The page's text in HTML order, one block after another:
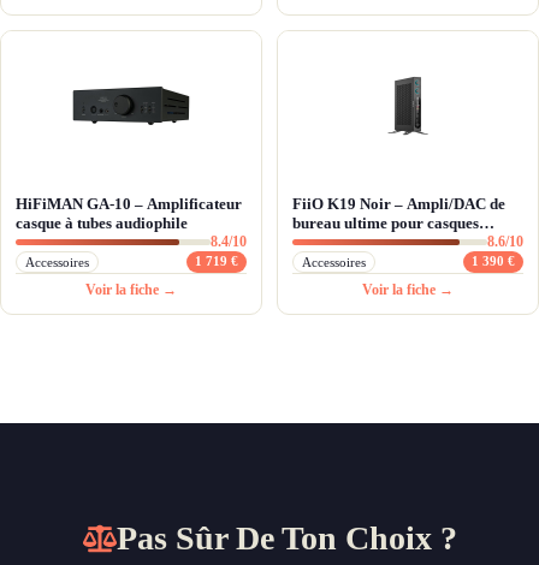
HiFiMAN GA-10 – Amplificateur
casque à tubes audiophile
8.4/10
Accessoires 1 719 €
Voir la fiche →
FiiO K19 Noir – Ampli/DAC de
bureau ultime pour casques
exigeants
8.6/10
Accessoires 1 390 €
Voir la fiche →
Pas Sûr De Ton Choix ?